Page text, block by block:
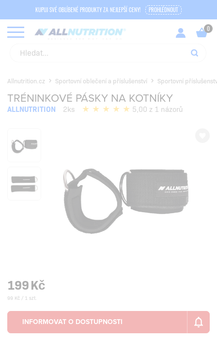
KUPUJ SVÉ OBLÍBENÉ PRODUKTY ZA NEJLEPŠÍ CENY! PROHLÉDNOUT
Allnutrition.cz Sportovní oblečení a příslušenství Sportovní
TRÉNINKOVÉ PÁSKY NA KOTNÍKY
ALLNUTRITION 2ks 5,00 z 1 názorů
199Kč
99 Kč / 1 szt.